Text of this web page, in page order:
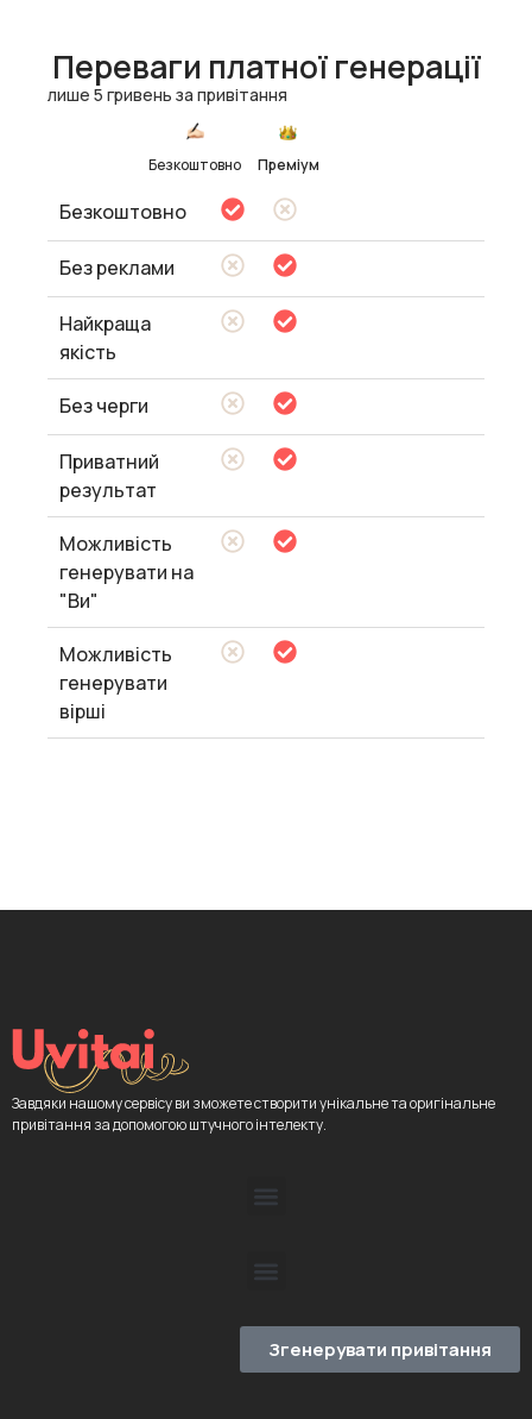
Переваги платної генерації
лише 5 гривень за привітання
Безкоштовно Преміум
Безкоштовно
Без реклами
Найкраща
якість
Без черги
Приватний
результат
Можливість
генерувати на
"Ви"
Можливість
генерувати
вірші
Завдяки нашому сервісу ви зможете створити унікальне та оригінальне
привітання за допомогою штучного інтелекту.
Згенерувати привітання